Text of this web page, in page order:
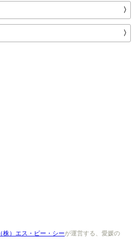
〉
〉
（株）エス・ピー・シーが運営する、愛媛の